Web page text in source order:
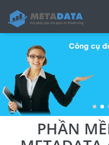
Biểu mẫu tìm kiếm
PHẦN